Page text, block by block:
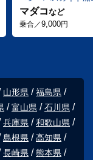
マダコなど
乗合／9,000円
山形県
福島県
富山県
石川県
兵庫県
和歌山県
島根県
高知県
長崎県
熊本県